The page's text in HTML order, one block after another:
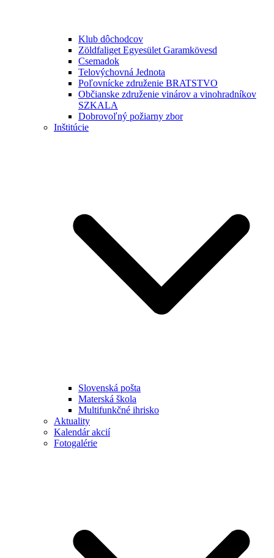
Klub dôchodcov
Zöldfaliget Egyesület Garamkövesd
Csemadok
Telovýchovná Jednota
Poľovnícke združenie BRATSTVO
Občianske združenie vinárov a vinohradníkov
SZKALA
Dobrovoľný požiarny zbor
Inštitúcie
Slovenská pošta
Materská škola
Multifunkčné ihrisko
Aktuality
Kalendár akcií
Fotogalérie